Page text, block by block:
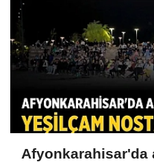
Afyonkarahisar'da